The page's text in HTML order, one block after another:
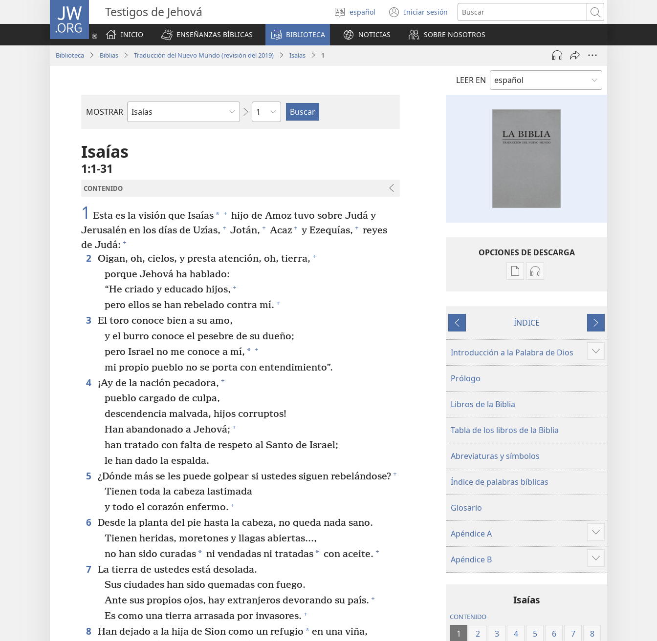
JW.ORG Testigos de Jehová
Seleccionar
idioma
español Iniciar sesión
(abre
una
nueva
ventana)
Buscar
INICIO
ENSEÑANZAS BÍBLICAS BIBLIOTECA NOTICIAS SOBRE NOSOTROS
Biblioteca Biblias Traducción del Nuevo Mundo (revisión del 2019) Isaías 1
LEER EN
MOSTRAR
Libro
Biblia
Capítulo
Isaías
1:1-31
CONTENIDO
1 Esta es la visión que Isaías* + hijo de Amoz tuvo sobre Judá y
Jerusalén en los días de Uzías, + Jotán, + Acaz + y Ezequías, + reyes
de Judá: +
2 Oigan, oh, cielos, y presta atención, oh, tierra, +
porque Jehová ha hablado:
“He criado y educado hijos, +
pero ellos se han rebelado contra mí. +
3
El toro conoce bien a su amo,
y el burro conoce el pesebre de su dueño;
pero Israel no me conoce a mí, * +
mi propio pueblo no se porta con entendimiento”.
4 ¡Ay de la nación pecadora, +
pueblo cargado de culpa,
descendencia malvada, hijos corruptos!
Han abandonado a Jehová; +
han tratado con falta de respeto al Santo de Israel;
le han dado la espalda.
5 ¿Dónde más se les puede golpear si ustedes siguen rebelándose? +
Tienen toda la cabeza lastimada
y todo el corazón enfermo. +
6 Desde la planta del pie hasta la cabeza, no queda nada sano.
Tienen heridas, moretones y llagas abiertas...,
no han sido curadas* ni vendadas ni tratadas* con aceite. +
7 La tierra de ustedes está desolada.
Sus ciudades han sido quemadas con fuego.
Ante sus propios ojos, hay extranjeros devorando su país. +
Es como una tierra arrasada por invasores. +
8 Han dejado a la hija de Sion como un refugio *en una viña,
OPCIONES DE DESCARGA
Opciones
publicaciones
Biblia.
Traducción
Mundo
del
2019)
Opciones
audio
Biblia.
Traducción
Mundo
del
2019)
Anterior
ÍNDICE
Siguiente
Introducción a la Palabra de Dios
Mostrar
más
Prólogo
Libros de la Biblia
Tabla de los libros de la Biblia
Abreviaturas y símbolos
Índice de palabras bíblicas
Glosario
Apéndice A
Mostrar
más
Apéndice B
Mostrar
más
Isaías
CONTENIDO
1 2 3 4 5 6 7
8